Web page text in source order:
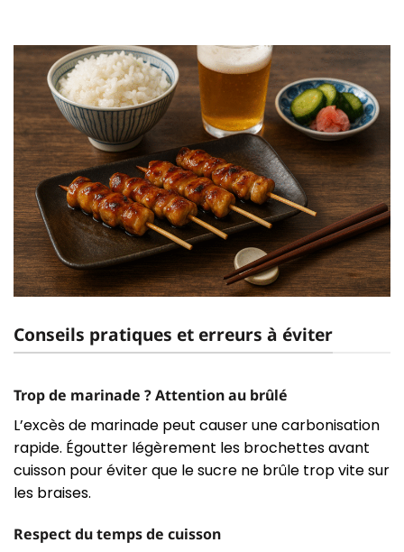
Conseils pratiques et erreurs à éviter
Trop de marinade ? Attention au brûlé
L’excès de marinade peut causer une carbonisation
rapide. Égoutter légèrement les brochettes avant
cuisson pour éviter que le sucre ne brûle trop vite sur
les braises.
Respect du temps de cuisson